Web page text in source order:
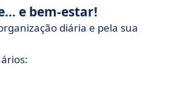
e bem-estar!
diária e pela sua